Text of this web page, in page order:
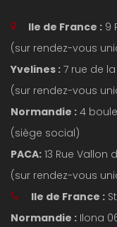
Ile de France : 9
(sur rendez-vous
Yvelines : 7 rue de la
(sur rendez-vous
Normandie : 4
(siège social)
PACA: 13 Rue Vallon
(sur rendez-vous
Ile de France :
Normandie : Ilona